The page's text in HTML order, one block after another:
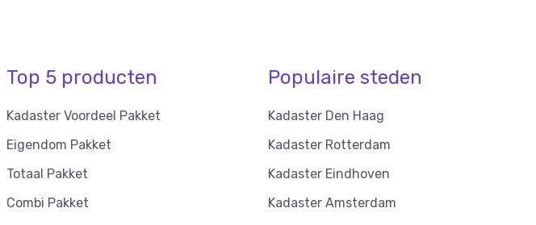
Top 5 producten
Kadaster Voordeel Pakket
Eigendom Pakket
Totaal Pakket
Combi Pakket
Populaire steden
Kadaster Den Haag
Kadaster Rotterdam
Kadaster Eindhoven
Kadaster Amsterdam